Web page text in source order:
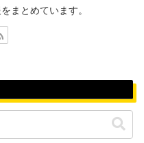
まとめています。